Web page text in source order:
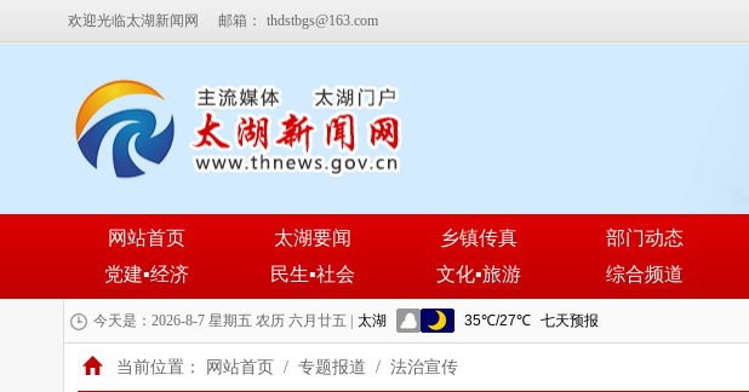
欢迎光临太湖新闻网 邮箱： thdstbgs@163.com
网站首页 太湖要闻 乡镇传真 部门动态
党建▪经济
民生▪社会 文化▪旅游 综合频道
今天是：2026-8-7 星期五 农历 六月廿五 |
当前位置： 网站首页 / 专题报道 / 法治宣传